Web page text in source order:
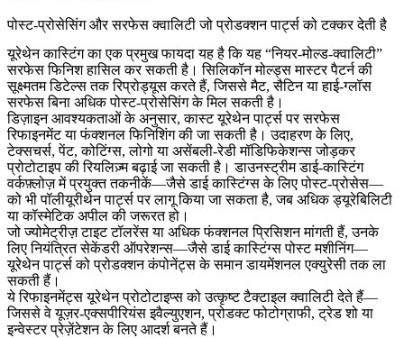
पोस्ट-प्रोसेसिंग और सरफेस क्वालिटी जो प्रोडक्शन पार्ट्स को टक्कर देती है
यूरेथेन कास्टिंग का एक प्रमुख फायदा यह है कि यह “नियर-मोल्ड-क्वालिटी”
सरफेस फिनिश हासिल कर सकती है। सिलिकॉन मोल्ड्स मास्टर पैटर्न की
सूक्ष्मतम डिटेल्स तक रिप्रोड्यूस करते हैं, जिससे मैट, सैटिन या हाई-ग्लॉस
सरफेस बिना अधिक पोस्ट-प्रोसेसिंग के मिल सकती है।
डिज़ाइन आवश्यकताओं के अनुसार, कास्ट यूरेथेन पार्ट्स पर सरफेस
रिफाइनमेंट या फंक्शनल फिनिशिंग की जा सकती है। उदाहरण के लिए,
टेक्सचर्स, पेंट, कोटिंग्स, लोगो या असेंबली-रेडी मॉडिफिकेशन्स जोड़कर
प्रोटोटाइप की रियलिज़्म बढ़ाई जा सकती है। डाउनस्ट्रीम डाई-कास्टिंग
वर्कफ़्लोज़ में प्रयुक्त तकनीकें—जैसेडाई कास्टिंग्स के लिए पोस्ट-प्रोसेस—
को भी पॉलीयूरीथेन पार्ट्स पर लागू किया जा सकता है, जब अधिक ड्यूरेबिलिटी
या कॉस्मेटिक अपील की जरूरत हो।
जो ज्योमेट्रीज़ टाइट टॉलरेंस या अधिक फंक्शनल प्रिसिशन मांगती हैं, उनके
लिए नियंत्रित सेकेंडरी ऑपरेशन्स—जैसेडाई कास्टिंग्स पोस्ट मशीनिंग—
यूरेथेन पार्ट्स को प्रोडक्शन कंपोनेंट्स के समान डायमेंशनल एक्युरेसी तक ला
सकती हैं।
ये रिफाइनमेंट्स यूरेथेन प्रोटोटाइप्स को उत्कृष्ट टैक्टाइल क्वालिटी देते हैं—
जिससे वे यूज़र-एक्सपीरियंस इवैल्युएशन, प्रोडक्ट फोटोग्राफी, ट्रेड शो या
इन्वेस्टर प्रेज़ेंटेशन के लिए आदर्श बनते हैं।